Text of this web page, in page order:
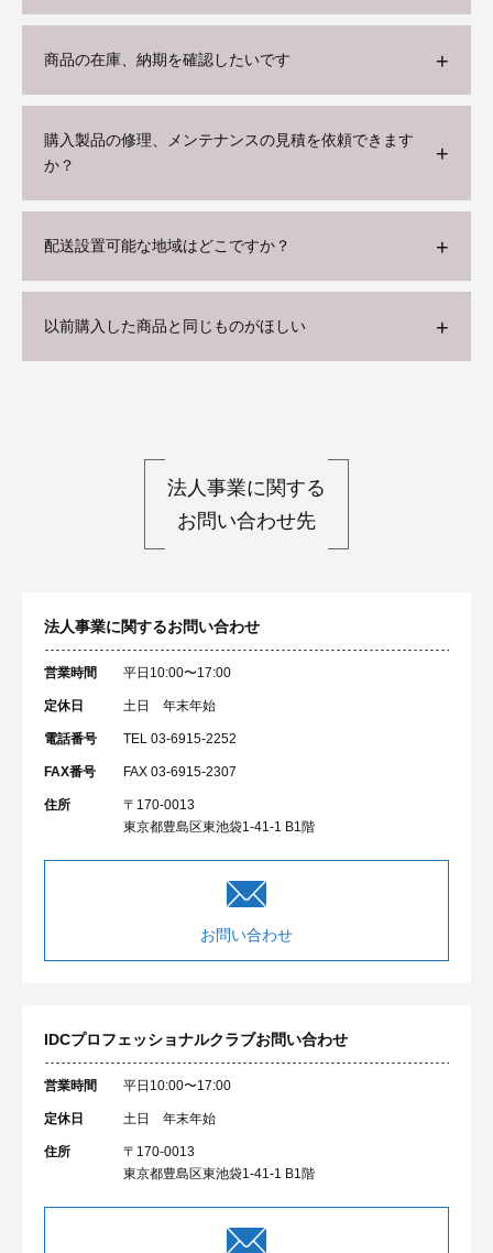
商品の在庫、納期を確認したいです
購入製品の修理、メンテナンスの見積を依頼できます
か？
配送設置可能な地域はどこですか？
以前購入した商品と同じものがほしい
法人事業に関する
お問い合わせ先
法人事業に関するお問い合わせ
営業時間 平日10:00〜17:00
定休日 土日 年末年始
電話番号 TEL 03-6915-2252
FAX番号 FAX 03-6915-2307
住所
〒170-0013
東京都豊島区東池袋1-41-1 B1階
お問い合わせ
IDCプロフェッショナルクラブお問い合わせ
営業時間 平日10:00〜17:00
定休日 土日 年末年始
住所
〒170-0013
東京都豊島区東池袋1-41-1 B1階